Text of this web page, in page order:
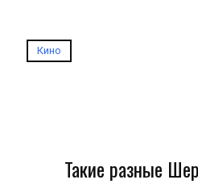
Кино
Такие разные